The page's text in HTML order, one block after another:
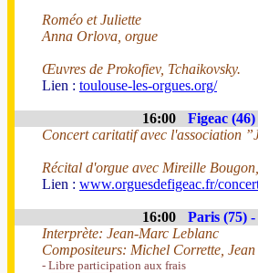
Roméo et Juliette
Anna Orlova, orgue
Œuvres de Prokofiev, Tchaikovsky.
Lien : toulouse-les-orgues.org/
16:00
Figeac (46)
Concert caritatif avec l'association
Récital d'orgue avec Mireille
Lien : www.orguesdefigeac.fr/
16:00 Paris (75) -
Interprète: Jean-Marc Leblanc
Compositeurs: Michel Corrette,
- Libre participation aux frais